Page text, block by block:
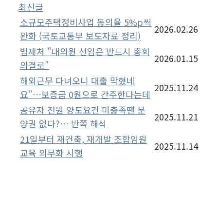
최신글
소규모주택정비사업 동의율 5%p씩
완화 (국토교통부 보도자료 정리)
2026.02.26
법제처 "대의원 선임은 반드시 총회
의결로"
2026.01.15
해외근무 다녀오니 대출 막혔네
요”…보증금 0원으로 간주한다는데
2025.11.24
공유자 전원 양도요건 미충족땐 분
양권 없다?… 반쪽 해석
2025.11.21
21일부터 재건축, 재개발 조합임원
교육 의무화 시행
2025.11.14